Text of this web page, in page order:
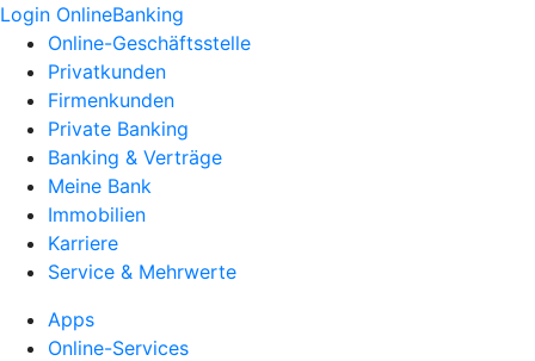
Login OnlineBanking
Online-Geschäftsstelle
Privatkunden
Firmenkunden
Private Banking
Banking & Verträge
Meine Bank
Immobilien
Karriere
Service & Mehrwerte
Apps
Online-Services